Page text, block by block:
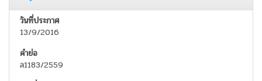
13/9/2016
ล1183/2559